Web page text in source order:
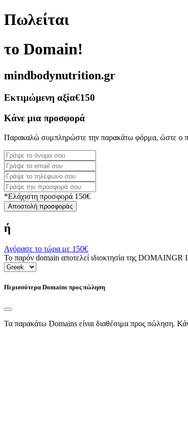
Πωλείται
το Domain!
mindbodynutrition.gr
Εκτιμώμενη αξία€150
Κάνε μια προσφορά
Παρακαλώ συμπληρώστε την παρακάτω φόρμα, ώστε ο
*Ελάχιστη προσφορά 150€
Αποστολή προσφοράς
ή
Αγόρασε το τώρα με 150€
Το παρόν domain αποτελεί ιδιοκτησία της DOMAINGR
Περισσότερα Domains προς πώληση
Τα παρακάτω Domains είναι διαθέσιμα προς πώληση.